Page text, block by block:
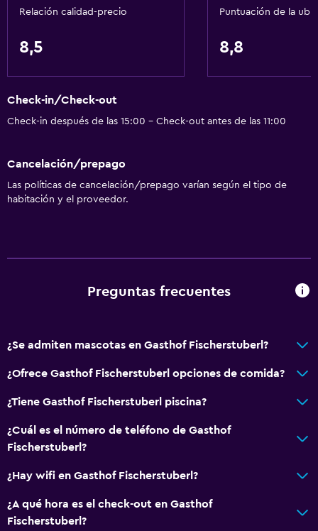
Relación calidad-precio
8,5
Puntuación de la
8,8
Check-in/Check-out
Check-in después de las 15:00 - Check-out antes de las 11:00
Cancelación/prepago
Las políticas de cancelación/prepago varían según el tipo de
habitación y el proveedor.
Preguntas frecuentes
¿Se admiten mascotas en Gasthof Fischerstuberl?
¿Ofrece Gasthof Fischerstuberl opciones de comida?
¿Tiene Gasthof Fischerstuberl piscina?
¿Cuál es el número de teléfono de Gasthof
Fischerstuberl?
¿Hay wifi en Gasthof Fischerstuberl?
¿A qué hora es el check-out en Gasthof
Fischerstuberl?